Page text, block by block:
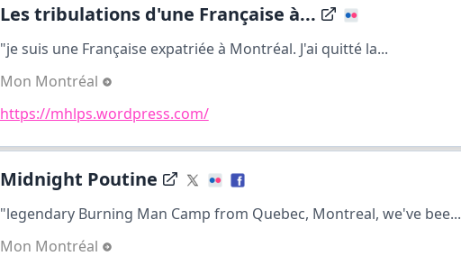
Les tribulations d'une Française à...
"je suis une Française expatriée à Montréal. J'ai quitté la...
Mon Montréal
https://mhlps.wordpress.com/
Midnight Poutine
"legendary Burning Man Camp from Quebec, Montreal, we've bee...
Mon Montréal